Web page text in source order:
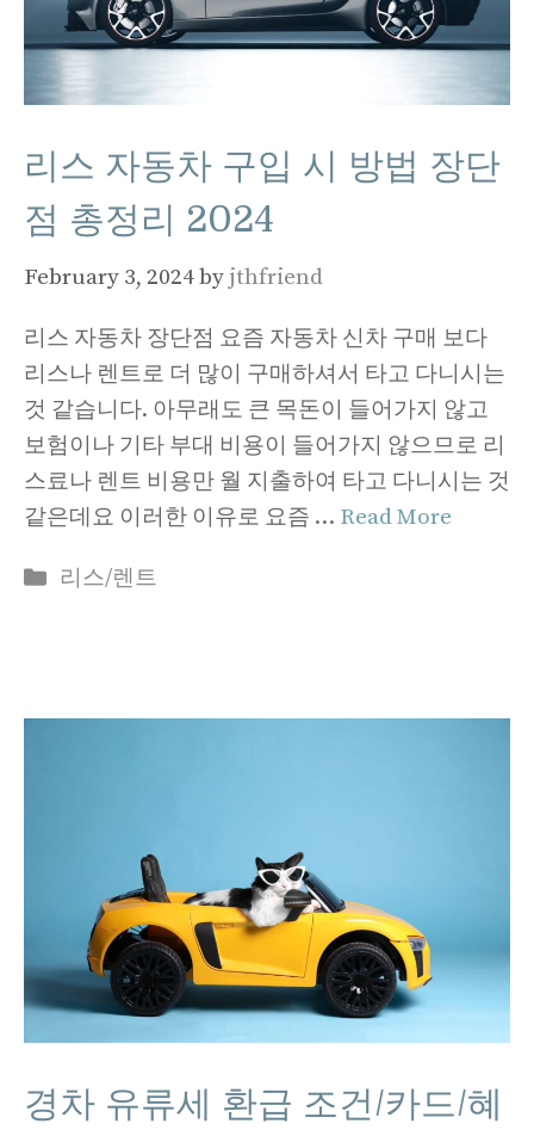
리스 자동차 구입 시 방법 장단
점 총정리 2024
February 3, 2024by jthfriend
리스 자동차 장단점 요즘 자동차 신차 구매 보다
리스나 렌트로 더 많이 구매하셔서 타고 다니시는
것 같습니다. 아무래도 큰 목돈이 들어가지 않고
보험이나 기타 부대 비용이 들어가지 않으므로 리
스료나 렌트 비용만 월 지출하여 타고 다니시는 것
같은데요 이러한 이유로 요즘 … Read More
Categories
리스/렌트
경차 유류세 환급 조건/카드/혜